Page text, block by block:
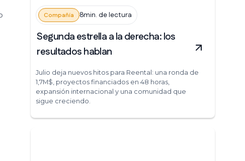
Compañía 8min. de lectura
Segunda estrella a la derecha: los
resultados hablan
Julio deja nuevos hitos para Reental: una ronda de
1,7M$, proyectos financiados en 48 horas,
expansión internacional y una comunidad que
sigue creciendo.